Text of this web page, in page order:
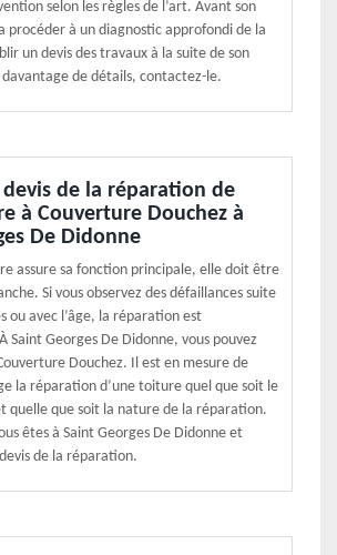
selon les règles de l’art. Avant son
procéder à un diagnostic approfondi de la
un devis des travaux à la suite de son
de détails, contactez-le.
de la réparation de
à Couverture Douchez à
De Didonne
assure sa fonction principale, elle doit être
Si vous observez des défaillances suite
ou avec l’âge, la réparation est
Saint Georges De Didonne, vous pouvez
Douchez. Il est en mesure de
la réparation d’une toiture quel que soit le
quelle que soit la nature de la réparation.
êtes à Saint Georges De Didonne et
de la réparation.